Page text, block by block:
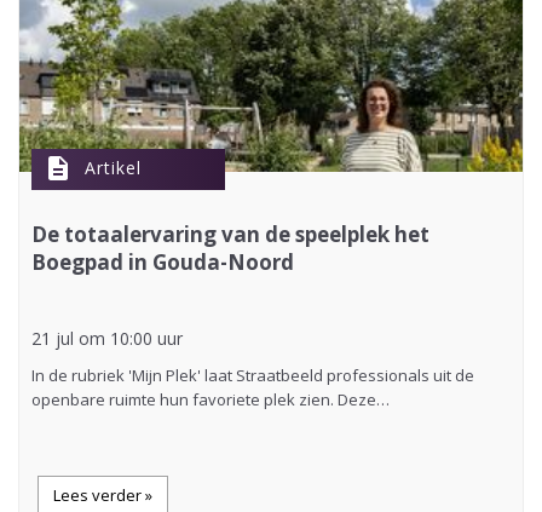
description Artikel
De totaalervaring van de speelplek het
Boegpad in Gouda-Noord
21 jul om 10:00 uur
In de rubriek 'Mijn Plek' laat Straatbeeld professionals uit de
openbare ruimte hun favoriete plek zien. Deze…
Lees verder »